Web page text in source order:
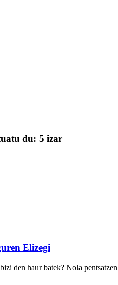
du: 5 izar
Elizegi
den haur batek? Nola